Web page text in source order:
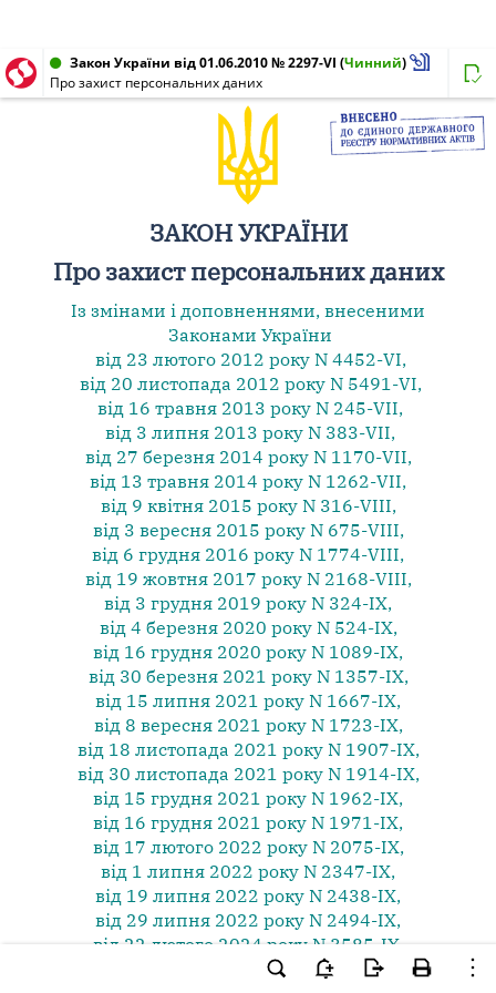
Закон України від 01.06.2010 № 2297-VI (Чинний)
Про захист персональних даних